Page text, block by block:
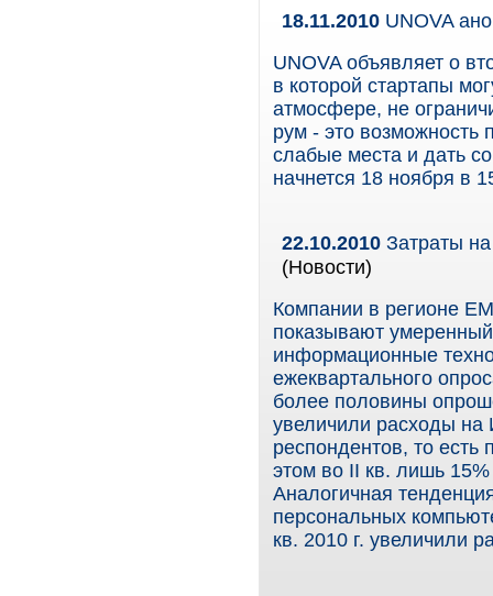
18.11.2010 UNOVA
UNOVA объявляет о
в которой стартапы
атмосфере, не
рум - это возможность
слабые места и дать
начнется 18 ноября в
22.10.2010 Затраты
(Новости)
Компании в регионе
показывают
информационные
ежеквартального
более половины
увеличили расходы на
респондентов, то есть
этом во II кв. лишь
Аналогичная
персональных
кв. 2010 г. увеличили